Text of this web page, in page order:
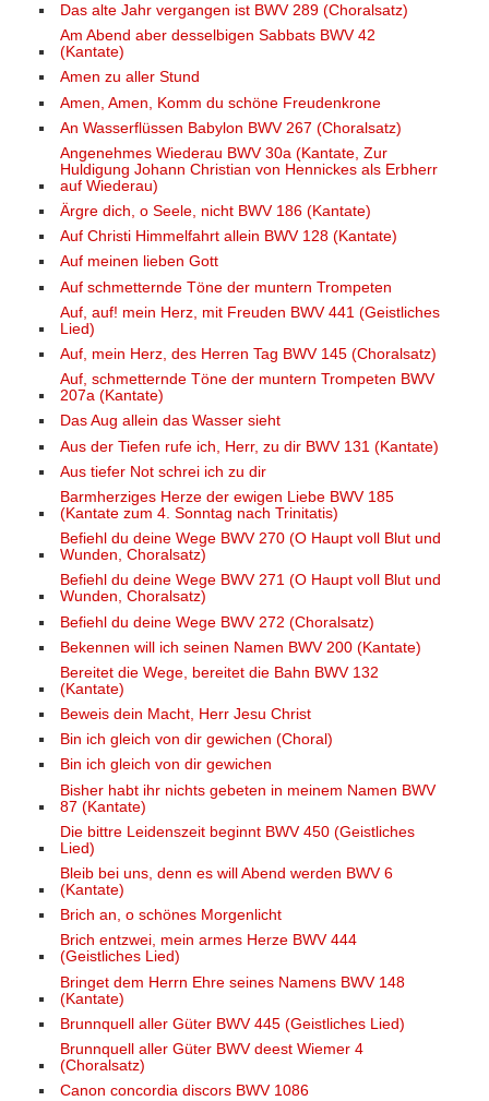
Das alte Jahr vergangen ist BWV 289 (Choralsatz)
Am Abend aber desselbigen Sabbats BWV 42
(Kantate)
Amen zu aller Stund
Amen, Amen, Komm du schöne Freudenkrone
An Wasserflüssen Babylon BWV 267 (Choralsatz)
Angenehmes Wiederau BWV 30a (Kantate, Zur
Huldigung Johann Christian von Hennickes als Erbherr
auf Wiederau)
Ärgre dich, o Seele, nicht BWV 186 (Kantate)
Auf Christi Himmelfahrt allein BWV 128 (Kantate)
Auf meinen lieben Gott
Auf schmetternde Töne der muntern Trompeten
Auf, auf! mein Herz, mit Freuden BWV 441 (Geistliches
Lied)
Auf, mein Herz, des Herren Tag BWV 145 (Choralsatz)
Auf, schmetternde Töne der muntern Trompeten BWV
207a (Kantate)
Das Aug allein das Wasser sieht
Aus der Tiefen rufe ich, Herr, zu dir BWV 131 (Kantate)
Aus tiefer Not schrei ich zu dir
Barmherziges Herze der ewigen Liebe BWV 185
(Kantate zum 4. Sonntag nach Trinitatis)
Befiehl du deine Wege BWV 270 (O Haupt voll Blut und
Wunden, Choralsatz)
Befiehl du deine Wege BWV 271 (O Haupt voll Blut und
Wunden, Choralsatz)
Befiehl du deine Wege BWV 272 (Choralsatz)
Bekennen will ich seinen Namen BWV 200 (Kantate)
Bereitet die Wege, bereitet die Bahn BWV 132
(Kantate)
Beweis dein Macht, Herr Jesu Christ
Bin ich gleich von dir gewichen (Choral)
Bin ich gleich von dir gewichen
Bisher habt ihr nichts gebeten in meinem Namen BWV
87 (Kantate)
Die bittre Leidenszeit beginnt BWV 450 (Geistliches
Lied)
Bleib bei uns, denn es will Abend werden BWV 6
(Kantate)
Brich an, o schönes Morgenlicht
Brich entzwei, mein armes Herze BWV 444
(Geistliches Lied)
Bringet dem Herrn Ehre seines Namens BWV 148
(Kantate)
Brunnquell aller Güter BWV 445 (Geistliches Lied)
Brunnquell aller Güter BWV deest Wiemer 4
(Choralsatz)
Canon concordia discors BWV 1086